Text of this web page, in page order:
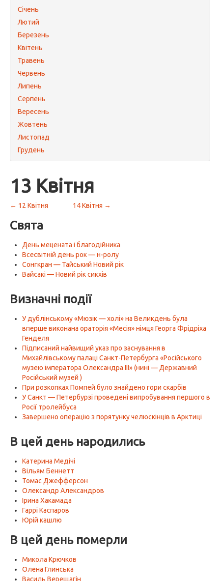
Січень
Лютий
Березень
Квітень
Травень
Червень
Липень
Серпень
Вересень
Жовтень
Листопад
Грудень
13 Квітня
← 12 Квітня 14 Квітня →
Свята
День мецената і благодійника
Всесвітній день рок — н-ролу
Сонгкран — Тайський Новий рік
Вайсакі — Новий рік сикхів
Визначні події
У дублінському «Мюзік — холі» на Великдень була
вперше виконана ораторія «Месія» німця Георга Фрідріха
Генделя
Підписаний найвищий указ про заснування в
Михайлівському палаці Санкт-Петербурга «Російського
музею імператора Олександра III» (нині — Державний
Російський музей )
При розкопках Помпей було знайдено гори скарбів
У Санкт — Петербурзі проведені випробування першого в
Росії тролейбуса
Завершено операцію з порятунку челюскінців в Арктиці
В цей день народились
Катерина Медічі
Вільям Беннетт
Томас Джефферсон
Олександр Александров
Ірина Хакамада
Гаррі Каспаров
Юрій кашлю
В цей день померли
Микола Крючков
Олена Глинська
Василь Верещагін